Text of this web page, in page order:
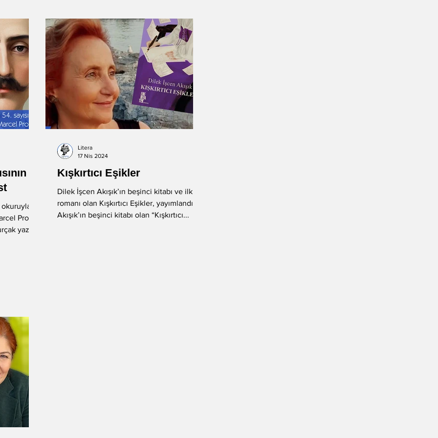
Proust
yazdı:
Kışkırtıcı Eşikler
Dilek İşcen Akışık’ın beşinci kitabı ve ilk
romanı olan Kışkırtıcı Eşikler, yayımlandı.
Akışık’ın beşinci kitabı olan “Kışkırtıcı...
Litera
17 Nis 2024